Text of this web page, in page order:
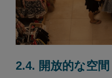
2.4. 開放的な空間